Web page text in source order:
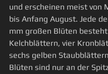
und erscheinen meist von
bis Anfang August. Jede
mm großen Blüten
Kelchblättern, vier
sechs gelben
Blüten sind nur an der